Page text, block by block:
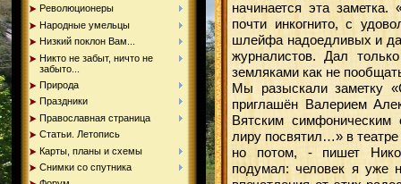
Революционеры
Народные умельцы
Низкий поклон Вам...
Никто не забыт, ничто не
забыто...
Природа
Праздники
Православная страница
Статьи. Летопись
Карты, планы и схемы
Снимки со спутника
начинается эта
почти инкогнито, с
шлейфа надоедливых и
журналистов. Дал
земляками как не
Мы разыскали заметку
приглашён Валерием
Вятским
лиру посвятил…» в
но потом, - пишет
подумал: человек я уже